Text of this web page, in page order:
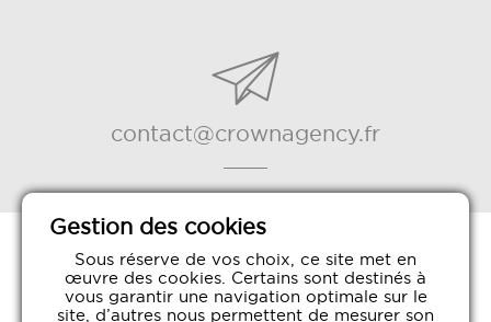
contact@crownagency.fr
©Crown Agency agence d'hôtes & d'hôtesses d'accueil
Gestion des cookies
Sous réserve de vos choix, ce site met en
œuvre des cookies. Certains sont destinés à
vous garantir une navigation optimale sur le
site, d’autres nous permettent de mesurer son